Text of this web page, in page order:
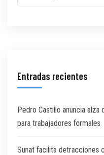
Entradas recientes
Pedro Castillo anuncia
para trabajadores formales
Sunat facilita detracciones